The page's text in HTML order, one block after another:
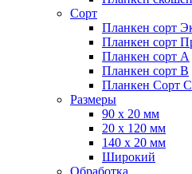
Сорт
Планкен сорт
Планкен сорт
Планкен сорт А
Планкен сорт B
Планкен Сорт C
Размеры
90 х 20 мм
20 х 120 мм
140 х 20 мм
Широкий
Обработка